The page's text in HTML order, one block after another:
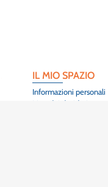
IL MIO SPAZIO
Informazioni personali
Lista dei desideri